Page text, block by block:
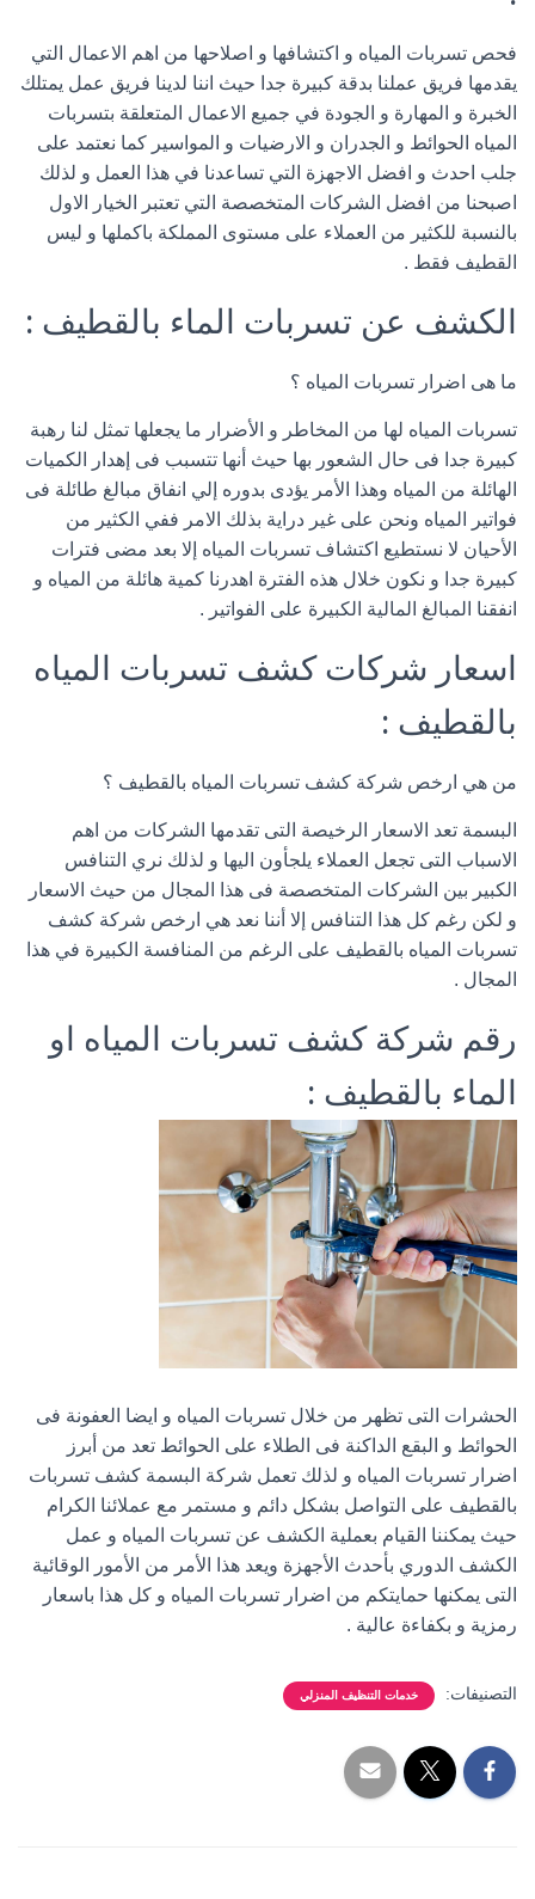
فحص تسربات المياه و اكتشافها و اصلاحها من اهم الاعمال التي
يقدمها فريق عملنا بدقة كبيرة جدا حيث اننا لدينا فريق عمل يمتلك
الخبرة و المهارة و الجودة في جميع الاعمال المتعلقة بتسربات
المياه الحوائط و الجدران و الارضيات و المواسير كما نعتمد على
جلب احدث و افضل الاجهزة التي تساعدنا في هذا العمل و لذلك
اصبحنا من افضل الشركات المتخصصة التي تعتبر الخيار الاول
بالنسبة للكثير من العملاء على مستوى المملكة باكملها و ليس
القطيف فقط .
الكشف عن تسربات الماء بالقطيف :
ما هى اضرار تسربات المياه ؟
تسربات المياه لها من المخاطر و الأضرار ما يجعلها تمثل لنا رهبة
كبيرة جدا فى حال الشعور بها حيث أنها تتسبب فى إهدار الكميات
الهائلة من المياه وهذا الأمر يؤدى بدوره إلي انفاق مبالغ طائلة فى
فواتير المياه ونحن على غير دراية بذلك الامر ففي الكثير من
الأحيان لا نستطيع اكتشاف تسربات المياه إلا بعد مضى فترات
كبيرة جدا و نكون خلال هذه الفترة اهدرنا كمية هائلة من المياه و
انفقنا المبالغ المالية الكبيرة على الفواتير .
اسعار شركات كشف تسربات المياه
بالقطيف :
من هي ارخص شركة كشف تسربات المياه بالقطيف ؟
البسمة تعد الاسعار الرخيصة التى تقدمها الشركات من اهم
الاسباب التى تجعل العملاء يلجأون اليها و لذلك نري التنافس
الكبير بين الشركات المتخصصة فى هذا المجال من حيث الاسعار
و لكن رغم كل هذا التنافس إلا أننا نعد هي ارخص شركة كشف
تسربات المياه بالقطيف على الرغم من المنافسة الكبيرة في هذا
المجال .
رقم شركة كشف تسربات المياه او
الماء بالقطيف :
الحشرات التى تظهر من خلال تسربات المياه و ايضا العفونة فى
الحوائط و البقع الداكنة فى الطلاء على الحوائط تعد من أبرز
اضرار تسربات المياه و لذلك تعمل شركة البسمة كشف تسربات
بالقطيف على التواصل بشكل دائم و مستمر مع عملائنا الكرام
حيث يمكننا القيام بعملية الكشف عن تسربات المياه و عمل
الكشف الدوري بأحدث الأجهزة ويعد هذا الأمر من الأمور الوقائية
التى يمكنها حمايتكم من اضرار تسربات المياه و كل هذا باسعار
رمزية و بكفاءة عالية .
التصنيفات: خدمات التنظيف المنزلي